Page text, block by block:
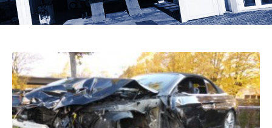
PARTNER
KONTAKT